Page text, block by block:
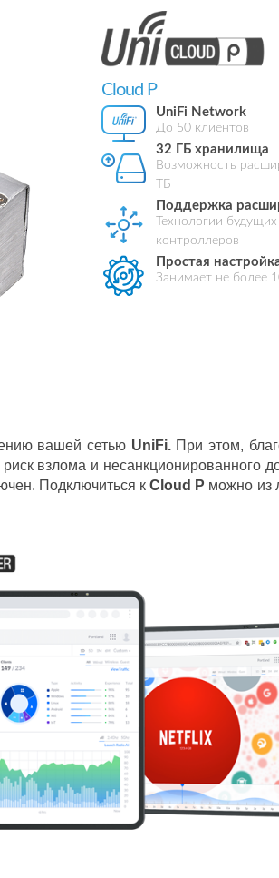
Cloud P
UniFi Network
До 50 клиентов
32 ГБ хранилища
Возможность
ТБ
Поддержка
Технологии будущих
контроллеров
Простая
Занимает не более
вашей сетью UniFi.При этом,
взлома и несанкционированного
Подключиться кCloud P можно из